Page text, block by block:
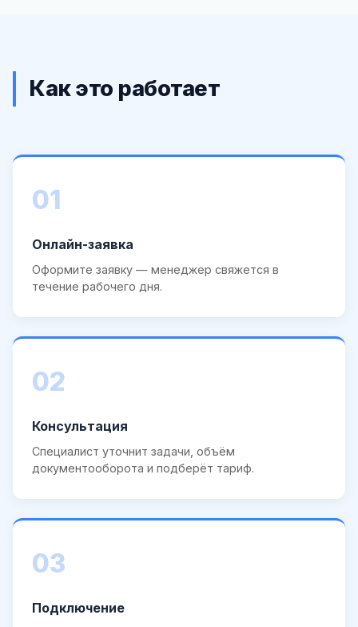
Как это работает
01
Онлайн-заявка
Оформите заявку — менеджер свяжется в
течение рабочего дня.
02
Консультация
Специалист уточнит задачи, объём
документооборота и подберёт тариф.
03
Подключение